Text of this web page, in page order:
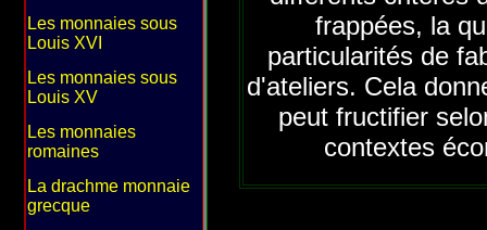
Les monnaies sous
Louis XVI
Les monnaies sous
Louis XV
Les monnaies
romaines
La drachme monnaie
grecque
frappées, la
particularités de
d'ateliers. Cela
peut fructifier
contextes